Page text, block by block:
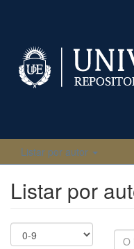
Listar por autor
Listar por